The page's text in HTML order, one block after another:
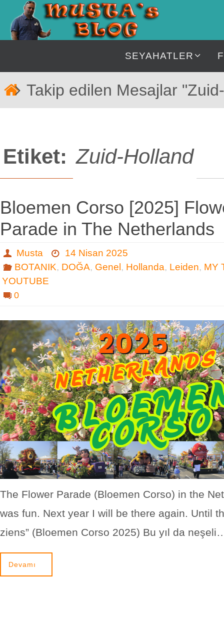
İçeriğe
geç
SEYAHATLER
Takip edilen Mesajlar
Etiket: Zuid-Holland
Bloemen Corso [2025]
Parade in The Netherlands
Musta
14 Nisan 2025
BOTANIK, DOĞA, Genel , Hollanda, Leiden, MY
YOUTUBE
0
The Flower Parade (Bloemen Corso) in the
was fun. Next year I will be there again. Until
ziens” (Bloemen Corso 2025) Bu yıl da
Devamı